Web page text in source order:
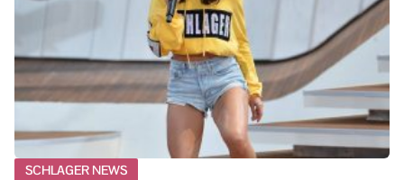
SCHLAGER NEWS